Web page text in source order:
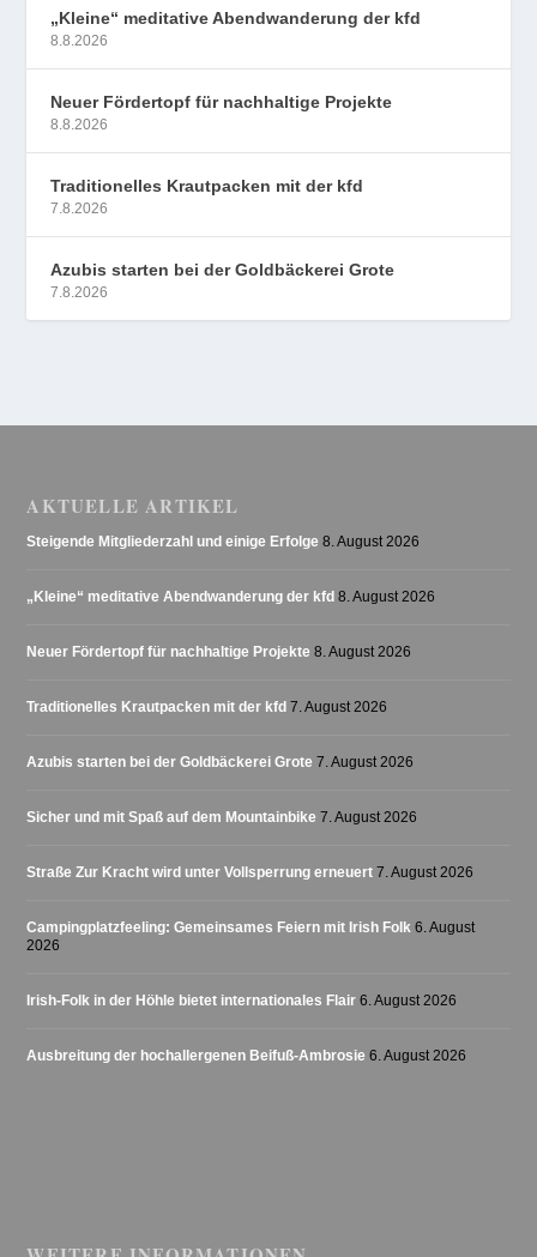
„Kleine“ meditative Abendwanderung der kfd
8.8.2026
Neuer Fördertopf für nachhaltige Projekte
8.8.2026
Traditionelles Krautpacken mit der kfd
7.8.2026
Azubis starten bei der Goldbäckerei Grote
7.8.2026
AKTUELLE ARTIKEL
Steigende Mitgliederzahl und einige Erfolge 8. August 2026
„Kleine“ meditative Abendwanderung der kfd 8. August 2026
Neuer Fördertopf für nachhaltige Projekte 8. August 2026
Traditionelles Krautpacken mit der kfd 7. August 2026
Azubis starten bei der Goldbäckerei Grote 7. August 2026
Sicher und mit Spaß auf dem Mountainbike 7. August 2026
Straße Zur Kracht wird unter Vollsperrung erneuert 7. August 2026
Campingplatzfeeling: Gemeinsames Feiern mit Irish Folk 6. August
2026
Irish-Folk in der Höhle bietet internationales Flair 6. August 2026
Ausbreitung der hochallergenen Beifuß-Ambrosie 6. August 2026